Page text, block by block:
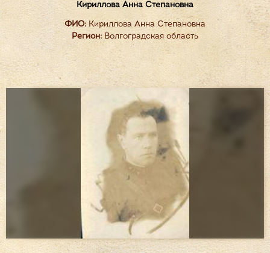
Кириллова Анна Степановна
ФИО: Кириллова Анна Степановна
Регион: Волгоградская область